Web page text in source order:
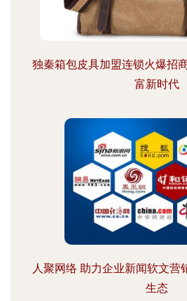
独秦箱包皮具加盟连锁火爆招
富新时代
人聚网络 助力企业新闻软文营
生态